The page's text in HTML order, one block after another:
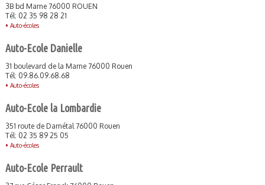
3B bd Marne 76000 ROUEN
Tél: 02 35 98 28 21
• Auto-écoles
Auto-Ecole Danielle
31 boulevard de la Marne 76000 Rouen
Tél: 09.86.09.68.68
• Auto-écoles
Auto-Ecole la Lombardie
351 route de Darnétal 76000 Rouen
Tél: 02 35 89 25 05
• Auto-écoles
Auto-Ecole Perrault